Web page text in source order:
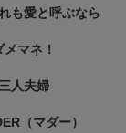
も愛と呼ぶなら
メマネ！
人夫婦
（マダー）